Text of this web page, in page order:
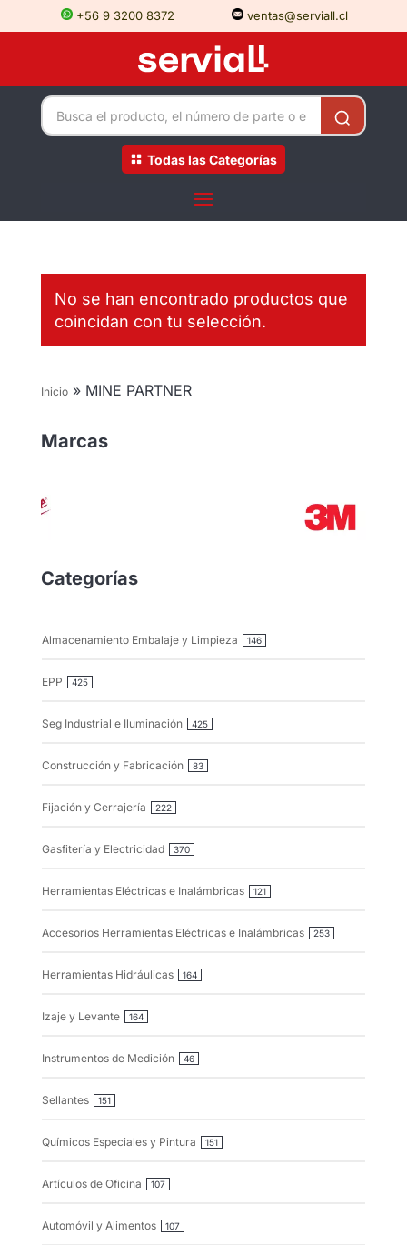
+56 9 3200 8372 ventas@serviall.cl
Todas las Categorías
No se han encontrado productos que
coincidan con tu selección.
Inicio» MINE PARTNER
Marcas
Categorías
Almacenamiento Embalaje y Limpieza 146
EPP 425
Seg Industrial e Iluminación 425
Construcción y Fabricación 83
Fijación y Cerrajería 222
Gasfitería y Electricidad 370
Herramientas Eléctricas e Inalámbricas 121
Accesorios Herramientas Eléctricas e Inalámbricas 253
Herramientas Hidráulicas 164
Izaje y Levante 164
Instrumentos de Medición 46
Sellantes 151
Químicos Especiales y Pintura 151
Artículos de Oficina 107
Automóvil y Alimentos 107